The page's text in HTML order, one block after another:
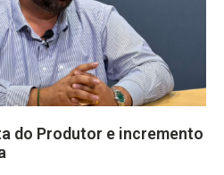
do Produtor e incremento